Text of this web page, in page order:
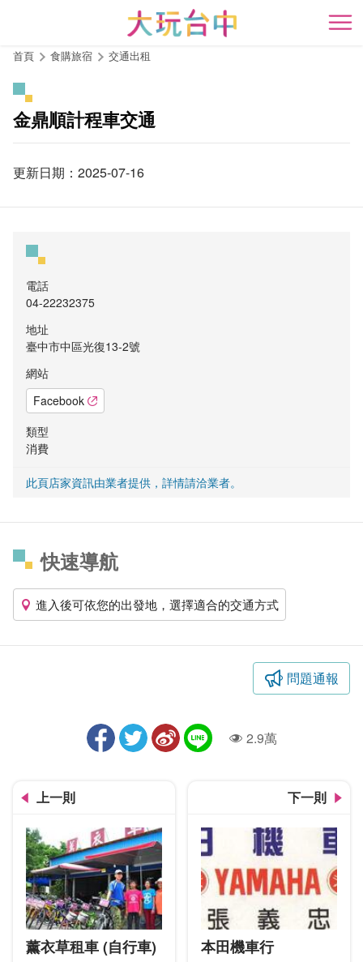
開
首頁 食購旅宿 交通出租
金鼎順計程車交通
更新日期：2025-07-16
電話
04-22232375
地址
臺中市中區光復13-2號
網站
Facebook
類型
消費
此頁店家資訊由業者提供，詳情請洽業者。
快速導航
進入後可依您的出發地，選擇適合的交通方式
問題通報
人氣2.9萬
上一則
薰衣草租車 (自行車)
下一則
本田機車行